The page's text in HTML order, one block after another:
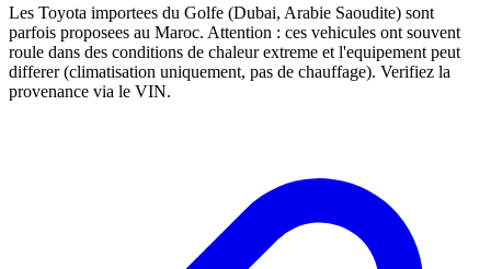
Les Toyota importees du Golfe (Dubai, Arabie Saoudite) sont
parfois proposees au Maroc. Attention : ces vehicules ont souvent
roule dans des conditions de chaleur extreme et l'equipement peut
differer (climatisation uniquement, pas de chauffage). Verifiez la
provenance via le VIN.